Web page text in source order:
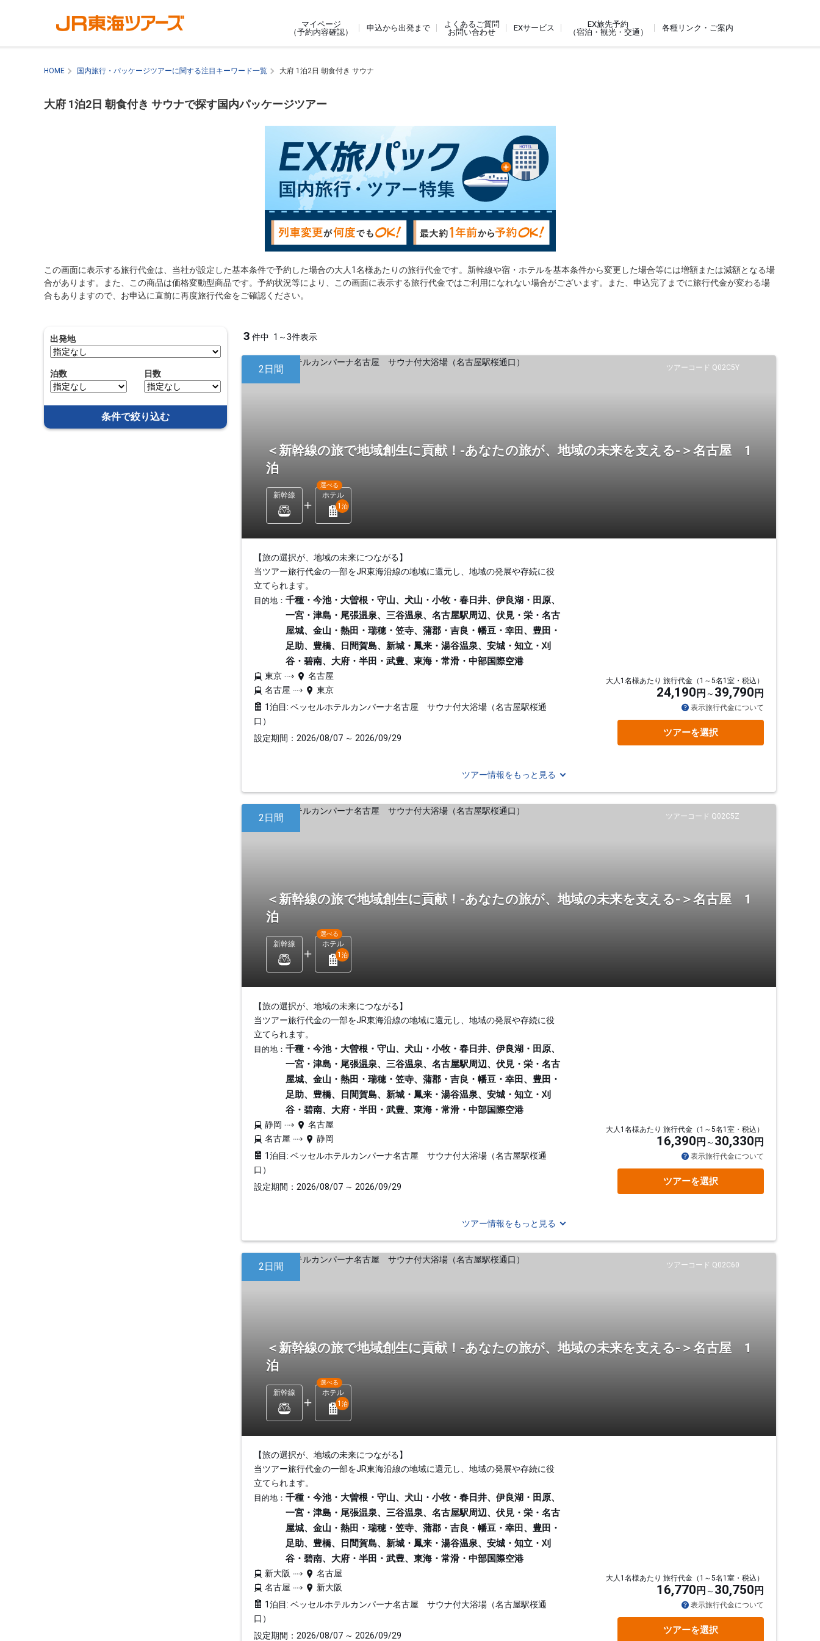
マイページ
（予約内容確認）
申込から出発まで
よくあるご質問
お問い合わせ
EXサービス
EX旅先予約
（宿泊・観光・交通）
各種リンク・ご案内
HOME 国内旅行・パッケージツアーに関する注目キーワード一覧 大府 1泊2日 朝食付き サウナ
大府 1泊2日 朝食付き サウナで探す国内パッケージツアー
この画面に表示する旅行代金は、当社が設定した基本条件で予約した場合の大人1名様あたりの旅行代金です。新幹線や宿・ホテルを基本条件から変更した場合等には増額または減額となる場
合があります。また、この商品は価格変動型商品です。予約状況等により、この画面に表示する旅行代金ではご利用になれない場合がございます。また、申込完了までに旅行代金が変わる場
合もありますので、お申込に直前に再度旅行代金をご確認ください。
出発地
泊数 日数
条件で絞り込む
3 件中 1～3件表示
ツアーコード Q02C5Y
2日間
＜新幹線の旅で地域創生に貢献！-あなたの旅が、地域の未来を支える-＞名古屋 1
泊
新幹線 ホテル
選べる
1 泊
【旅の選択が、地域の未来につながる】
当ツアー旅行代金の一部をJR東海沿線の地域に還元し、地域の発展や存続に役
立てられます。
目的地： 千種・今池・大曽根・守山、犬山・小牧・春日井、伊良湖・田原、
一宮・津島・尾張温泉、三谷温泉、名古屋駅周辺、伏見・栄・名古
屋城、金山・熱田・瑞穂・笠寺、蒲郡・吉良・幡豆・幸田、豊田・
足助、豊橋、日間賀島、新城・鳳来・湯谷温泉、安城・知立・刈
谷・碧南、大府・半田・武豊、東海・常滑・中部国際空港
東京
名古屋
名古屋
東京
1泊目: ベッセルホテルカンパーナ名古屋 サウナ付大浴場（名古屋駅桜通
口）
設定期間：2026/08/07 ～ 2026/09/29
大人1名様あたり 旅行代金（1～5名1室・税込）
24,190 円 39,790 円
表示旅行代金について
ツアーを選択
ツアー情報をもっと見る
ツアーコード Q02C5Z
2日間
＜新幹線の旅で地域創生に貢献！-あなたの旅が、地域の未来を支える-＞名古屋 1
泊
新幹線 ホテル
選べる
1 泊
【旅の選択が、地域の未来につながる】
当ツアー旅行代金の一部をJR東海沿線の地域に還元し、地域の発展や存続に役
立てられます。
目的地： 千種・今池・大曽根・守山、犬山・小牧・春日井、伊良湖・田原、
一宮・津島・尾張温泉、三谷温泉、名古屋駅周辺、伏見・栄・名古
屋城、金山・熱田・瑞穂・笠寺、蒲郡・吉良・幡豆・幸田、豊田・
足助、豊橋、日間賀島、新城・鳳来・湯谷温泉、安城・知立・刈
谷・碧南、大府・半田・武豊、東海・常滑・中部国際空港
静岡
名古屋
名古屋
静岡
1泊目: ベッセルホテルカンパーナ名古屋 サウナ付大浴場（名古屋駅桜通
口）
設定期間：2026/08/07 ～ 2026/09/29
大人1名様あたり 旅行代金（1～5名1室・税込）
16,390 円 30,330 円
表示旅行代金について
ツアーを選択
ツアー情報をもっと見る
ツアーコード Q02C60
2日間
＜新幹線の旅で地域創生に貢献！-あなたの旅が、地域の未来を支える-＞名古屋 1
泊
新幹線 ホテル
選べる
1 泊
【旅の選択が、地域の未来につながる】
当ツアー旅行代金の一部をJR東海沿線の地域に還元し、地域の発展や存続に役
立てられます。
目的地： 千種・今池・大曽根・守山、犬山・小牧・春日井、伊良湖・田原、
一宮・津島・尾張温泉、三谷温泉、名古屋駅周辺、伏見・栄・名古
屋城、金山・熱田・瑞穂・笠寺、蒲郡・吉良・幡豆・幸田、豊田・
足助、豊橋、日間賀島、新城・鳳来・湯谷温泉、安城・知立・刈
谷・碧南、大府・半田・武豊、東海・常滑・中部国際空港
新大阪
名古屋
名古屋
新大阪
1泊目: ベッセルホテルカンパーナ名古屋 サウナ付大浴場（名古屋駅桜通
口）
設定期間：2026/08/07 ～ 2026/09/29
大人1名様あたり 旅行代金（1～5名1室・税込）
16,770 円 30,750 円
表示旅行代金について
ツアーを選択